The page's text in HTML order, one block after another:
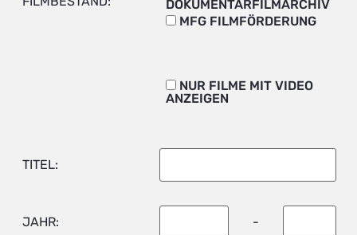
DOKUMENTARFILMARCHIV
MFG FILMFÖRDERUNG
NUR FILME MIT VIDEO
ANZEIGEN
TITEL:
JAHR: -